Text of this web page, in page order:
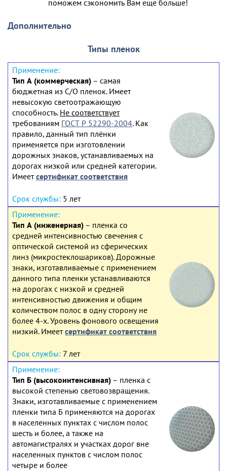
поможем сэкономить Вам еще больше!
Дополнительно
Типы пленок
Тип А (коммерческая) – самая
бюджетная из С/О пленок. Имеет
невысокую светоотражающую
способность. Не соответствует
требованиям ГОСТ Р 52290-2004. Как
правило, данный тип плёнки
применяется при изготовлении
дорожных знаков, устанавливаемых на
дорогах низкой или средней категории.
Имеетсертификат соответствия
5 лет
Тип А (инженерная) – пленка со
средней интенсивностью свечения с
оптической системой из сферических
линз (микростеклошариков). Дорожные
знаки, изготавливаемые с применением
данного типа пленки устанавливаются
на дорогах с низкой и средней
интенсивностью движения и общим
количеством полос в одну сторону не
более 4-х. Уровень фонового освещения
низкий. Имеетсертификат соответствия
7 лет
Тип Б (высокоинтенсивная) – пленка с
высокой степенью световозвращения.
Знаки, изготавливаемые с применением
пленки типа Б применяются на дорогах
в населенных пунктах с числом полос
шесть и более, а также на
автомагистралях и участках дорог вне
населенных пунктов с числом полос
четыре и более